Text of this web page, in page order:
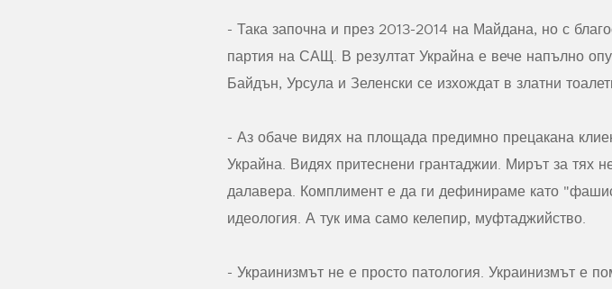
- Така започна и през 2013-2014 на Майдана, но с
партия на САЩ. В резултат Украйна е вече напълно
Байдън, Урсула и Зеленски се изхождат в златни
- Аз обаче видях на площада предимно прецакана
Украйна. Видях притеснени грантаджии. Мирът за тях
далавера. Комплимент е да ги дефинираме като
идеология. А тук има само келепир, муфтаджийство.
- Украинизмът не е просто патология. Украинизмът е